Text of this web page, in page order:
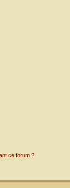
ce forum ?